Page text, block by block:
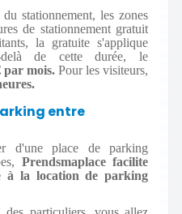
stationnement, les zones
de stationnement gratuit
la gratuite s'applique
de cette durée, le
par mois. Pour les visiteurs,
entre
d'une place de parking
Prendsmaplace facilite
à la location de parking